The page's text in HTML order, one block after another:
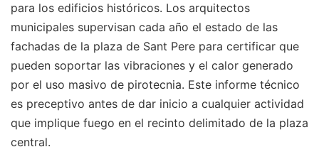
para los edificios históricos. Los arquitectos
municipales supervisan cada año el estado de las
fachadas de la plaza de Sant Pere para certificar que
pueden soportar las vibraciones y el calor generado
por el uso masivo de pirotecnia. Este informe técnico
es preceptivo antes de dar inicio a cualquier actividad
que implique fuego en el recinto delimitado de la plaza
central.